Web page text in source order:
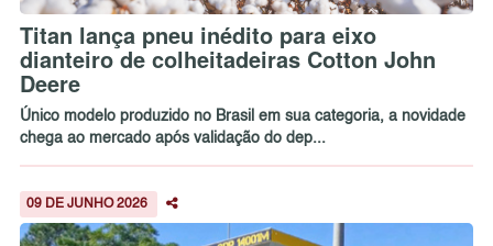
Titan lança pneu inédito para eixo
dianteiro de colheitadeiras Cotton John
Deere
Único modelo produzido no Brasil em sua categoria, a novidade
chega ao mercado após validação do dep...
09 DE JUNHO 2026